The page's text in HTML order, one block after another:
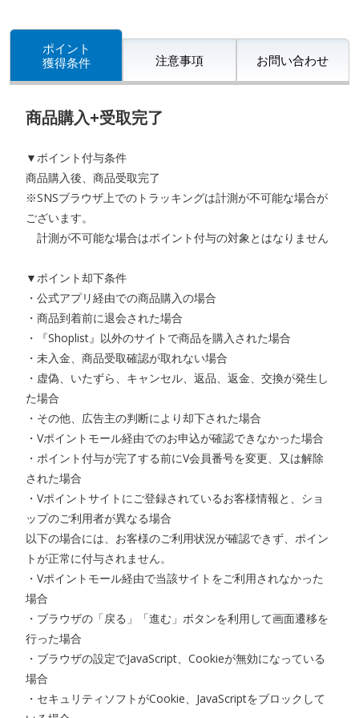
ポイント
獲得条件
注意事項 お問い合わせ
商品購入+受取完了
▼ポイント付与条件
商品購入後、商品受取完了
※SNSブラウザ上でのトラッキングは計測が不可能な場合が
ございます。
計測が不可能な場合はポイント付与の対象とはなりません
▼ポイント却下条件
・公式アプリ経由での商品購入の場合
・商品到着前に退会された場合
・『Shoplist』以外のサイトで商品を購入された場合
・未入金、商品受取確認が取れない場合
・虚偽、いたずら、キャンセル、返品、返金、交換が発生し
た場合
・その他、広告主の判断により却下された場合
・Vポイントモール経由でのお申込が確認できなかった場合
・ポイント付与が完了する前にV会員番号を変更、又は解除
された場合
・Vポイントサイトにご登録されているお客様情報と、ショ
ップのご利用者が異なる場合
以下の場合には、お客様のご利用状況が確認できず、ポイン
トが正常に付与されません。
・Vポイントモール経由で当該サイトをご利用されなかった
場合
・ブラウザの「戻る」「進む」ボタンを利用して画面遷移を
行った場合
・ブラウザの設定でJavaScript、Cookieが無効になっている
場合
・セキュリティソフトがCookie、JavaScriptをブロックして